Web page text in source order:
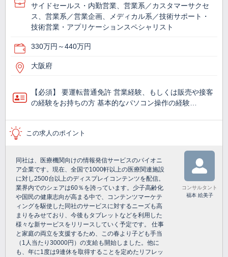
サイドセールス・内勤営業、営業系／カスタマーサクセ
ス、営業系／営業企画、メディカル系／技術サポート・
技術営業・アプリケーションスペシャリスト
330万円～440万円
大阪府
【必須】 要運転普通免許 営業経験、もしくは販売や接客
の経験をお持ちの方 基本的なパソコン操作の経験…
この求人のポイント
同社は、医療機関向けの情報発信サービスのパイオニ
ア企業です。現在、全国で1000軒以上の医療関連施設
に対し2500台以上のディスプレイコンテンツを配信。
業界内でのシェアは60％を誇っています。少子高齢化
や国民の健康志向が高まる中で、コンテンツマーケテ
ィングを駆使した同社のサービスに対するニーズも高
まりをみせており、今後もタブレットなどを利用した
様々な新サービスをリリースしていく予定です。 仕事
と家庭の両立を支援するため、この春より子ども手当
（1人当たり30000円）の支給も開始しました。他に
も、年に1度は9連休を取得することを定めたリフレッ
コンサルタント
福本 絵美子